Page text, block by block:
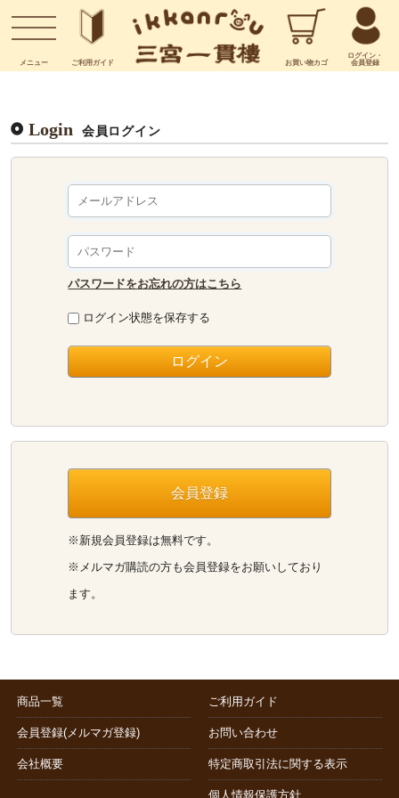
メニュー ご利用 ガイド お買い物カゴ
ログイン・
会員登録
お問い合わせ
Login 会員ログイン
パスワードをお忘れの方はこちら
ログイン状態を保存する
会員登録
※新規会員登録は無料です。
※メルマガ購読の方も会員登録をお願いしており
ます。
商品一覧
会員登録(メルマガ登録)
ご利用ガイド
お問い合わせ
会社概要 特定商取引法に関する表示
個人情報保護方針